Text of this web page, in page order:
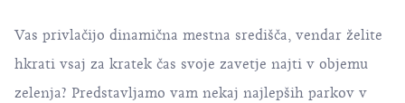
Vas privlačijo dinamična mestna središča, vendar želite
hkrati vsaj za kratek čas svoje zavetje najti v objemu
zelenja? Predstavljamo vam nekaj najlepših parkov v